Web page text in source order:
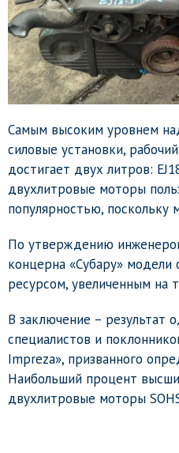
Самым высоким уровнем
силовые установки,
достигает двух литров:
двухлитровые моторы
популярностью, поскольку
По утверждению
концерна «Субару» модели
ресурсом, увеличенным на
В заключение – результат
специалистов и
Impreza», призванного
Наибольший процент
двухлитровые моторы